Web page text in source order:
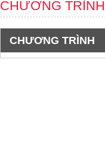
CHƯƠNG TRÌNH
CHƯƠNG TRÌNH